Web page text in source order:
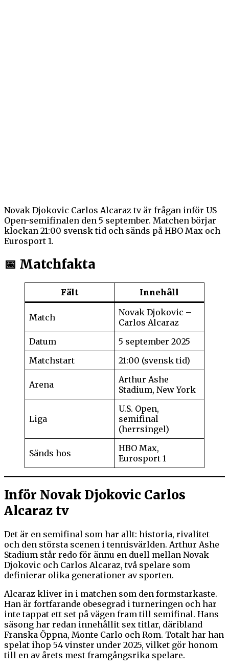
Novak Djokovic Carlos Alcaraz tv är frågan inför US
Open-semifinalen den 5 september. Matchen börjar
klockan 21:00 svensk tid och sänds på HBO Max och
Eurosport 1.
📅 Matchfakta
Fält Innehåll
Match
Novak Djokovic –
Carlos Alcaraz
Datum
5 september 2025
Matchstart
21:00 (svensk tid)
Arena
Arthur Ashe
Stadium, New York
Liga
U.S. Open,
semifinal
(herrsingel)
Sänds hos
HBO Max,
Eurosport 1
Inför Novak Djokovic Carlos
Alcaraz tv
Det är en semifinal som har allt: historia, rivalitet
och den största scenen i tennisvärlden. Arthur Ashe
Stadium står redo för ännu en duell mellan Novak
Djokovic och Carlos Alcaraz, två spelare som
definierar olika generationer av sporten.
Alcaraz kliver in i matchen som den formstarkaste.
Han är fortfarande obesegrad i turneringen och har
inte tappat ett set på vägen fram till semifinal. Hans
säsong har redan innehållit sex titlar, däribland
Franska Öppna, Monte Carlo och Rom. Totalt har han
spelat ihop 54 vinster under 2025, vilket gör honom
till en av årets mest framgångsrika spelare.